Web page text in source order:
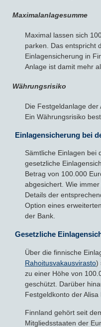
Maximalanlagesumme
Maximal lassen sich
parken. Das entspricht
Einlagensicherung in
Anlage ist damit mehr
Währungsrisiko
Die Festgeldanlage der
Ein Währungsrisiko
Einlagensicherung bei
Sämtliche Einlagen bei
gesetzliche
Betrag von 100.000
abgesichert. Wie
Details der
Option eines
der Bank.
Gesetzliche
Über die finnische
Rahoitusvakausvirasto)
zu einer Höhe von
geschützt. Darüber
Festgeldkonto der Alisa
Finnland gehört seit
Mitgliedsstaaten der